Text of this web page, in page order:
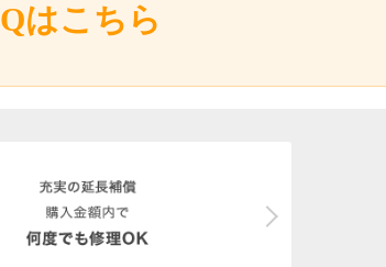
はこちら